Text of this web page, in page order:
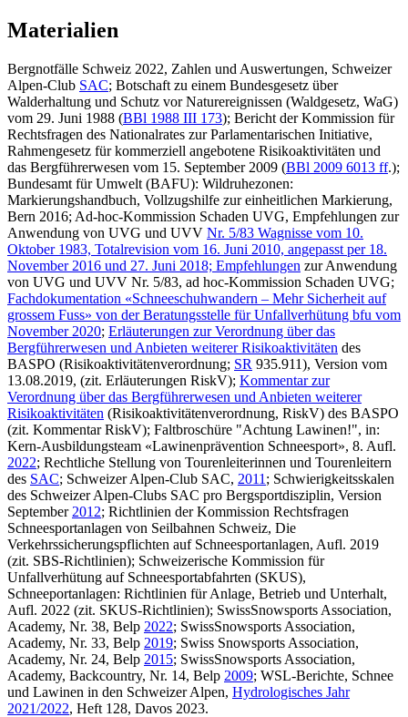
Materialien
Bergnotfälle Schweiz 2022, Zahlen und Auswertungen, Schweizer
Alpen-Club SAC; Botschaft zu einem Bundesgesetz über
Walderhaltung und Schutz vor Naturereignissen (Waldgesetz, WaG)
vom 29. Juni 1988 (BBl 1988 III 173); Bericht der Kommission für
Rechtsfragen des Nationalrates zur Parlamentarischen Initiative,
Rahmengesetz für kommerziell angebotene Risikoaktivitäten und
das Bergführerwesen vom 15. September 2009 (BBl 2009 6013 ff.);
Bundesamt für Umwelt (BAFU): Wildruhezonen:
Markierungshandbuch, Vollzugshilfe zur einheitlichen Markierung,
Bern 2016; Ad-hoc-Kommission Schaden UVG, Empfehlungen zur
Anwendung von UVG und UVV Nr. 5/83 Wagnisse vom 10.
Oktober 1983, Totalrevision vom 16. Juni 2010, angepasst per 18.
November 2016 und 27. Juni 2018; Empfehlungen zur Anwendung
von UVG und UVV Nr. 5/83, ad hoc-Kommission Schaden UVG;
Fachdokumentation «Schneeschuhwandern – Mehr Sicherheit auf
grossem Fuss» von der Beratungsstelle für Unfallverhütung bfu vom
November 2020; Erläuterungen zur Verordnung über das
Bergführerwesen und Anbieten weiterer Risikoaktivitäten des
BASPO (Risikoaktivitätenverordnung; SR 935.911), Version vom
13.08.2019, (zit. Erläuterungen RiskV); Kommentar zur
Verordnung über das Bergführerwesen und Anbieten weiterer
Risikoaktivitäten (Risikoaktivitätenverordnung, RiskV) des BASPO
(zit. Kommentar RiskV); Faltbroschüre "Achtung Lawinen!", in:
Kern-Ausbildungsteam «Lawinenprävention Schneesport», 8. Aufl.
2022; Rechtliche Stellung von Tourenleiterinnen und Tourenleitern
des SAC; Schweizer Alpen-Club SAC, 2011 ; Schwierigkeitsskalen
des Schweizer Alpen-Clubs SAC pro Bergsportdisziplin, Version
September 2012; Richtlinien der Kommission Rechtsfragen
Schneesportanlagen von Seilbahnen Schweiz, Die
Verkehrssicherungspflichten auf Schneesportanlagen, Aufl. 2019
(zit. SBS-Richtlinien); Schweizerische Kommission für
Unfallverhütung auf Schneesportabfahrten (SKUS),
Schneeportanlagen: Richtlinien für Anlage, Betrieb und Unterhalt,
Aufl. 2022 (zit. SKUS-Richtlinien); SwissSnowsports Association,
Academy, Nr. 38, Belp 2022; SwissSnowsports Association,
Academy, Nr. 33, Belp 2019; Swiss Snowsports Association,
Academy, Nr. 24, Belp 2015; SwissSnowsports Association,
Academy, Backcountry, Nr. 14, Belp 2009; WSL-Berichte, Schnee
und Lawinen in den Schweizer Alpen, Hydrologisches Jahr
2021/2022, Heft 128, Davos 2023.